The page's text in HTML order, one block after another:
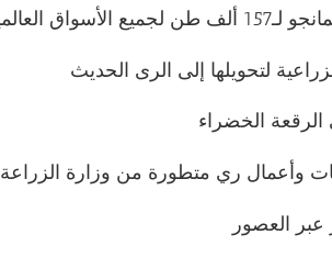
العالمية
لتحويلها إلى الرى الحديث
الخضراء
وأعمال ري متطورة من وزارة الزراعة
العصور